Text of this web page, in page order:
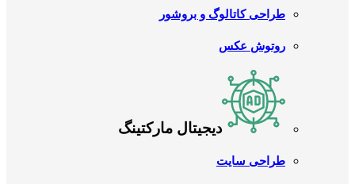
طراحی کاتالوگ و بروشور
روتوش عکس
دیجیتال مارکتینگ
طراحی سایت